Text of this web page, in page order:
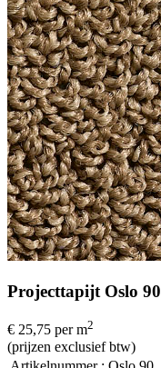
Projecttapijt Oslo 90
€ 25,75 per m2
(prijzen exclusief btw)